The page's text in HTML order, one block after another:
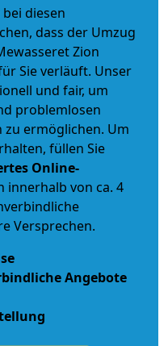
diesen
dass der Umzug
Zion
Sie verläuft. Unser
und fair, um
problemlosen
zu ermöglichen. Um
füllen Sie
Online-
innerhalb von ca. 4
Versprechen.
Angebote